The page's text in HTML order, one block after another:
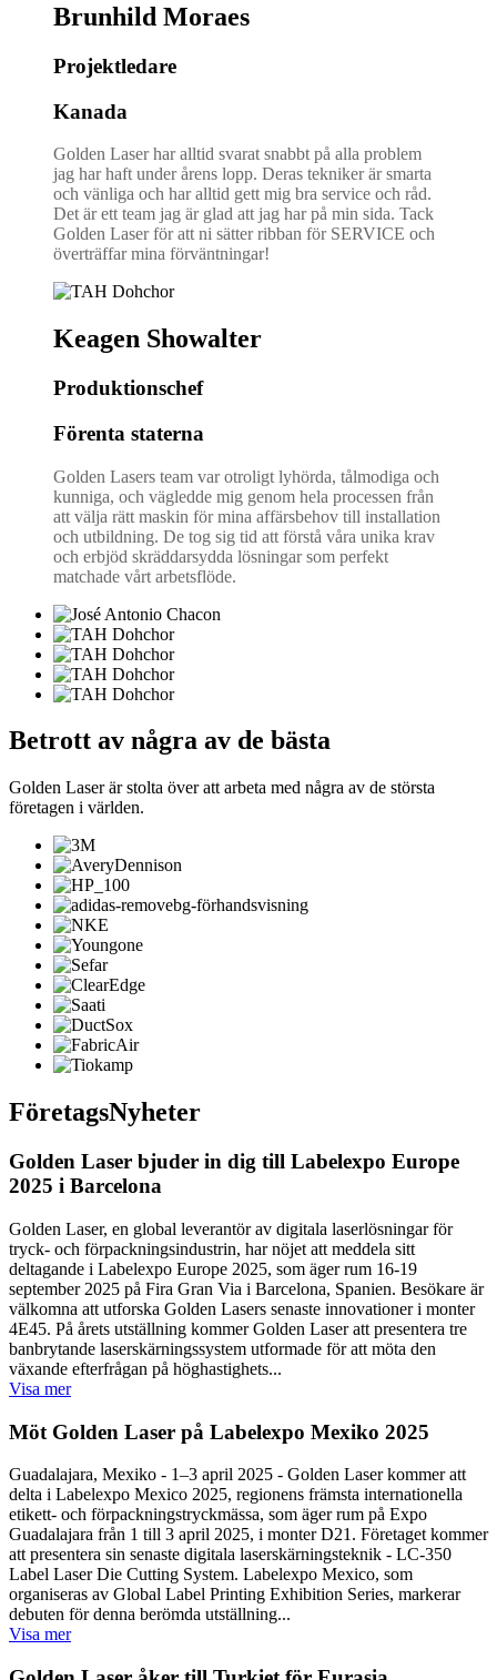
Brunhild Moraes
Projektledare
Kanada
Golden Laser har alltid svarat snabbt på alla problem
jag har haft under årens lopp. Deras tekniker är smarta
och vänliga och har alltid gett mig bra service och råd.
Det är ett team jag är glad att jag har på min sida. Tack
Golden Laser för att ni sätter ribban för SERVICE och
överträffar mina förväntningar!
Keagen Showalter
Produktionschef
Förenta staterna
Golden Lasers team var otroligt lyhörda, tålmodiga och
kunniga, och vägledde mig genom hela processen från
att välja rätt maskin för mina affärsbehov till installation
och utbildning. De tog sig tid att förstå våra unika krav
och erbjöd skräddarsydda lösningar som perfekt
matchade vårt arbetsflöde.
Betrott av några av de bästa
Golden Laser är stolta över att arbeta med några av de största
företagen i världen.
FöretagsNyheter
Golden Laser bjuder in dig till Labelexpo Europe
2025 i Barcelona
Golden Laser, en global leverantör av digitala laserlösningar för
tryck- och förpackningsindustrin, har nöjet att meddela sitt
deltagande i Labelexpo Europe 2025, som äger rum 16-19
september 2025 på Fira Gran Via i Barcelona, ​​Spanien. Besökare är
välkomna att utforska Golden Lasers senaste innovationer i monter
4E45. På årets utställning kommer Golden Laser att presentera tre
banbrytande laserskärningssystem utformade för att möta den
växande efterfrågan på höghastighets...
Visa mer
Möt Golden Laser på Labelexpo Mexiko 2025
Guadalajara, Mexiko - 1–3 april 2025 - Golden Laser kommer att
delta i Labelexpo Mexico 2025, regionens främsta internationella
etikett- och förpackningstryckmässa, som äger rum på Expo
Guadalajara från 1 till 3 april 2025, i monter D21. Företaget kommer
att presentera sin senaste digitala laserskärningsteknik - LC-350
Label Laser Die Cutting System. Labelexpo Mexico, som
organiseras av Global Label Printing Exhibition Series, markerar
debuten för denna berömda utställning...
Visa mer